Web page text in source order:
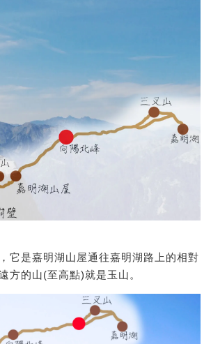
它是嘉明湖山屋通往嘉明湖路上的相對
方的山(至高點)就是玉山。